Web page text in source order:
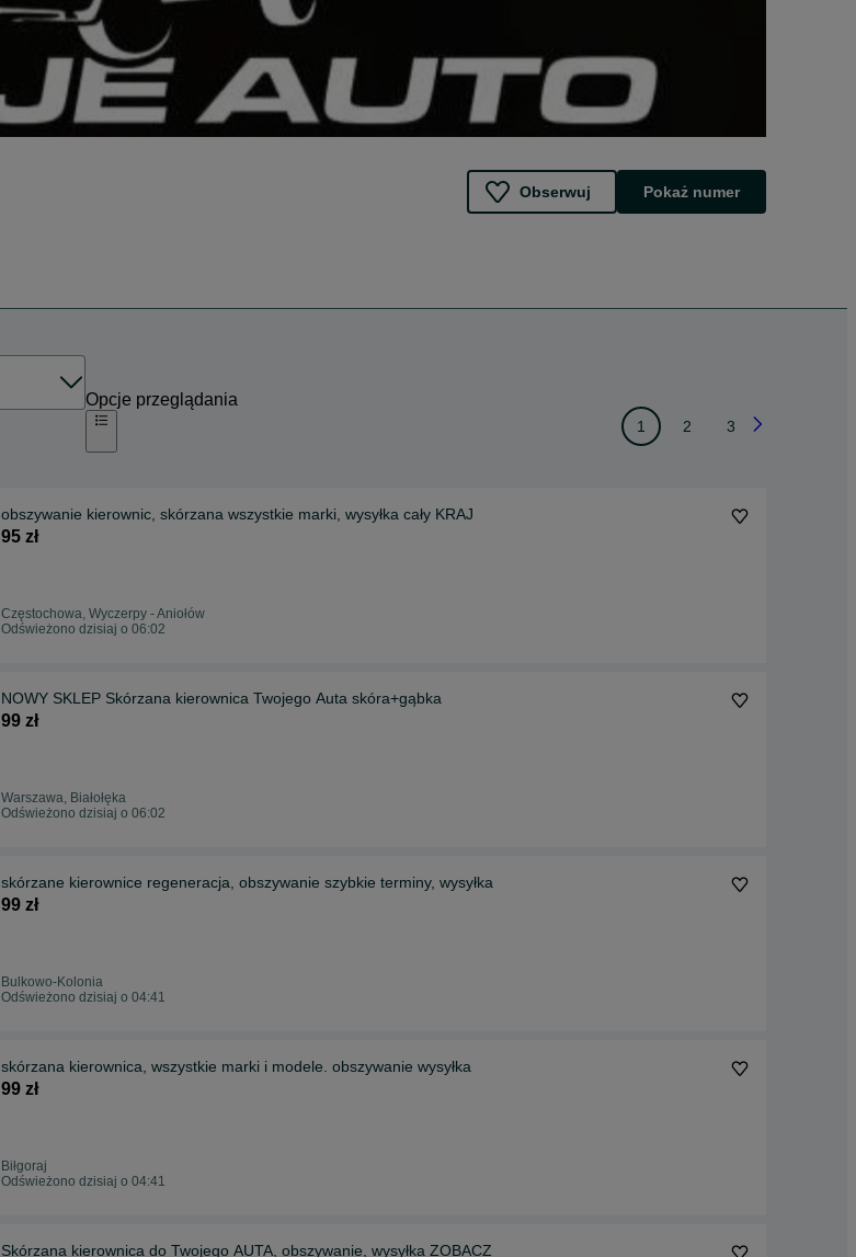
Obserwuj Pokaż numer
Opcje przeglądania
1 2 3
obszywanie kierownic, skórzana wszystkie marki, wysyłka cały KRAJ
95 zł
Częstochowa, Wyczerpy - Aniołów
Odświeżono dzisiaj o 06:02
NOWY SKLEP Skórzana kierownica Twojego Auta skóra+gąbka
99 zł
Warszawa, Białołęka
Odświeżono dzisiaj o 06:02
skórzane kierownice regeneracja, obszywanie szybkie terminy, wysyłka
99 zł
Bulkowo-Kolonia
Odświeżono dzisiaj o 04:41
skórzana kierownica, wszystkie marki i modele. obszywanie wysyłka
99 zł
Biłgoraj
Odświeżono dzisiaj o 04:41
Skórzana kierownica do Twojego AUTA, obszywanie, wysyłka ZOBACZ